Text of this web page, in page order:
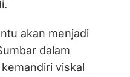
akan menjadi
dalam
viskal